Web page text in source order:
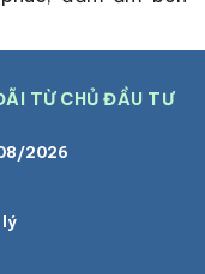
TỪ CHỦ ĐẦU TƯ
2026
lý